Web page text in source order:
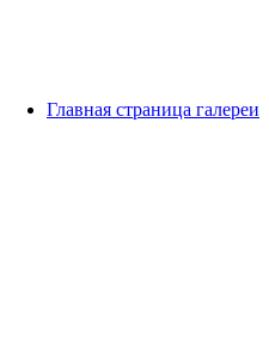
Главная страница галереи